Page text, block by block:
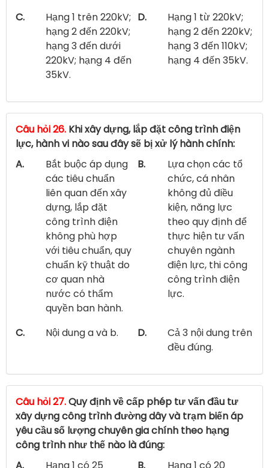
C.
Hạng 1 trên 220kV;
hạng 2 đến 220kV;
hạng 3 đến dưới
220kV; hạng 4 đến
35kV.
D.
Hạng 1 từ 220kV;
hạng 2 đến 220kV;
hạng 3 đến 110kV;
hạng 4 đến 35kV.
Câu hỏi 26. Khi xây dựng, lắp đặt công trình điện
lực, hành vi nào sau đây sẽ bị xử lý hành chính:
A.
Bắt buộc áp dụng
các tiêu chuẩn
liên quan đến xây
dựng, lắp đặt
công trình điện
không phù hợp
với tiêu chuẩn, quy
chuẩn kỹ thuật do
cơ quan nhà
nước có thẩm
quyền ban hành.
B.
Lựa chọn các tổ
chức, cá nhân
không đủ điều
kiện, năng lực
theo quy định để
thực hiện tư vấn
chuyên ngành
điện lực, thi công
công trình điện
lực.
C. Nội dung a và b. D.
Cả 3 nội dung trên
đều đúng.
Câu hỏi 27.Quy định về cấp phép tư vấn đầu tư
xây dựng công trình đường dây và trạm biến áp
yêu cầu số lượng chuyên gia chính theo hạng
công trình như thế nào là đúng:
A.
Hạng 1 có 25
B.
Hạng 1 có 20